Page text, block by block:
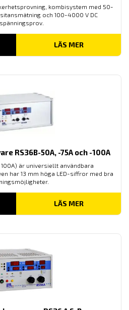
kombisystem med 50-
och 100-4000 V DC
LÄS MER
RS36B-50A, -75A och -100A
är universiellt användbara
har 13 mm höga LED-siffror med bra
LÄS MER